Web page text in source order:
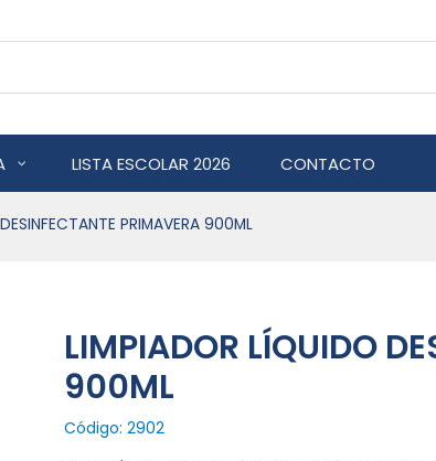
LISTA ESCOLAR 2026 CONTACTO
PRIMAVERA 900ML
LIMPIADOR LÍQUIDO
900ML
Código: 2902